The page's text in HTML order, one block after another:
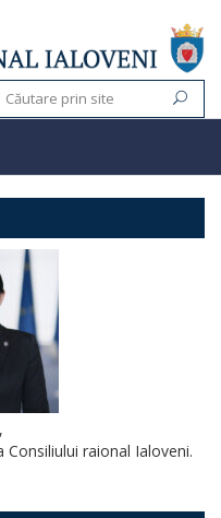
raional Ialoveni.